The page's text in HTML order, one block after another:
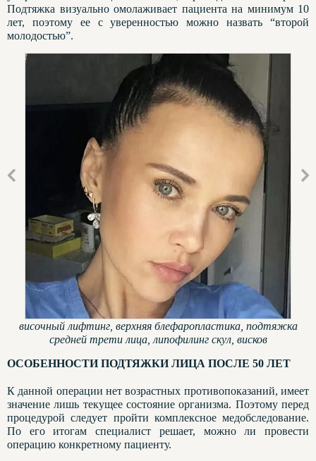
Подтяжка визуально омолаживает пациента на минимум 10
лет, поэтому ее с уверенностью можно назвать “второй
молодостью”.
височный лифтинг, верхняя блефаропластика, подтяжка
средней трети лица, липофилинг скул, висков
ОСОБЕННОСТИ ПОДТЯЖКИ ЛИЦА ПОСЛЕ 50 ЛЕТ
К данной операции нет возрастных противопоказаний, имеет
значение лишь текущее состояние организма. Поэтому перед
процедурой следует пройти комплексное медобследование.
По его итогам специалист решает, можно ли провести
операцию конкретному пациенту.